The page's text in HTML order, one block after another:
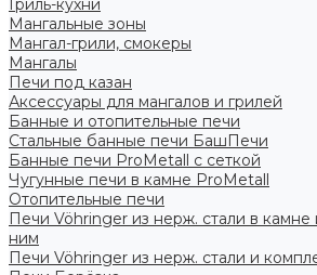
Гриль-кухни
Мангальные зоны
Мангал-грили, смокеры
Мангалы
Печи под казан
Аксессуары для мангалов и грилей
Банные и отопительные печи
Стальные банные печи БашПечи
Банные печи ProMetall с сеткой
Чугунные печи в камне ProMetall
Отопительные печи
Печи Vöhringer из нерж. стали в
ним
Печи Vöhringer из нерж. стали и